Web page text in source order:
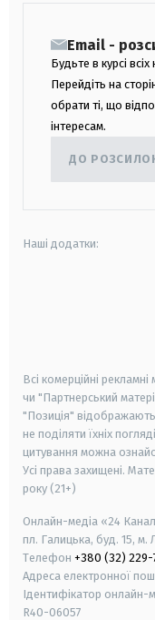
Email -
Будьте в курсі
Перейдіть на
обрати ті, що
інтересам.
ДО
Наші додатки:
Всі комерційні
чи "Партнерський
"Позиція"
не поділяти їхніх
цитування можна
Усі права захищені.
року (21+)
Онлайн-медіа «24
пл. Галицька, буд. 15, м.
Телефон +380 (32) 229-
Адреса електронної
Ідентифікатор онлайн-
R40-06057